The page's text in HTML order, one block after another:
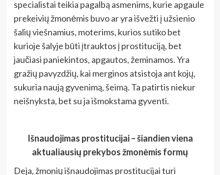
specialistai teikia pagalbą asmenims, kurie apgaule
prekeivių žmonėmis buvo ar yra išvežti į užsienio
šalių viešnamius, moterims, kurios sutiko bet
kurioje šalyje būti įtrauktos į prostituciją, bet
jaučiasi paniekintos, apgautos, žeminamos. Yra
gražių pavyzdžių, kai merginos atsistoja ant kojų,
sukuria naują gyvenimą, šeimą. Ta patirtis niekur
neišnyksta, bet su ja išmokstama gyventi.
Išnaudojimas prostitucijai – šiandien viena
aktualiausių prekybos žmonėmis formų
Deja, žmonių išnaudojimas prostitucijai turi